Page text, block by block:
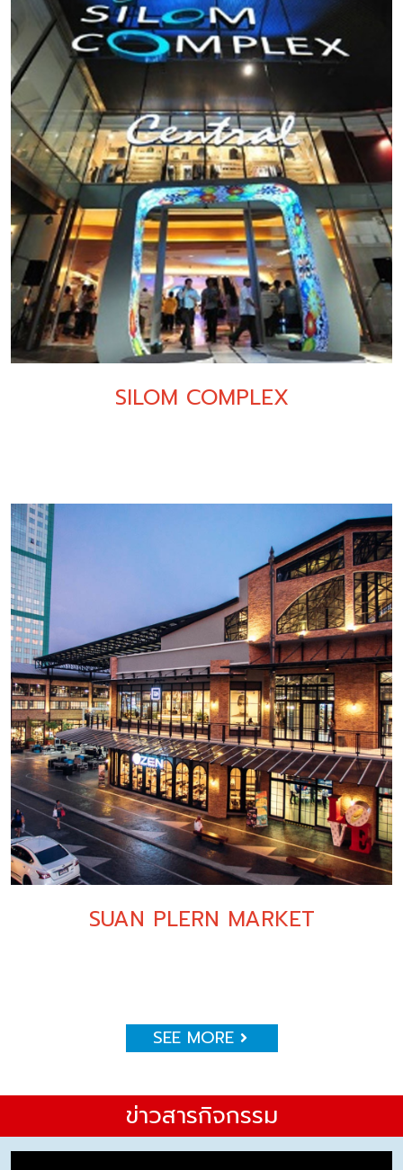
SILOM COMPLEX
SUAN PLERN MARKET
SEE MORE
ข่าวสารกิจกรรม